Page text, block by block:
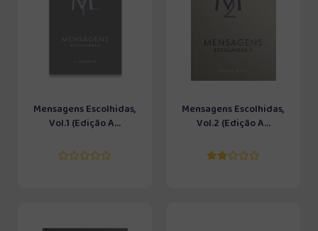
Mensagens Escolhidas,
Vol.1 (Edição A...
Mensagens Escolhidas,
Vol.2 (Edição A...